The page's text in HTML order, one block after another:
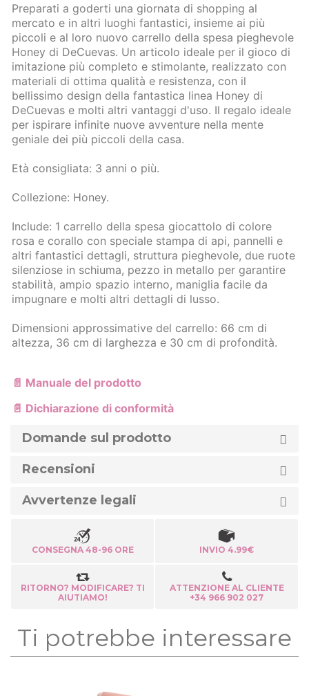
Preparati a goderti una giornata di shopping al
mercato e in altri luoghi fantastici, insieme ai più
piccoli e al loro nuovo carrello della spesa pieghevole
Honey di DeCuevas. Un articolo ideale per il gioco di
imitazione più completo e stimolante, realizzato con
materiali di ottima qualità e resistenza, con il
bellissimo design della fantastica linea Honey di
DeCuevas e molti altri vantaggi d'uso. Il regalo ideale
per ispirare infinite nuove avventure nella mente
geniale dei più piccoli della casa.
Età consigliata: 3 anni o più.
Collezione: Honey.
Include: 1 carrello della spesa giocattolo di colore
rosa e corallo con speciale stampa di api, pannelli e
altri fantastici dettagli, struttura pieghevole, due ruote
silenziose in schiuma, pezzo in metallo per garantire
stabilità, ampio spazio interno, maniglia facile da
impugnare e molti altri dettagli di lusso.
Dimensioni approssimative del carrello: 66 cm di
altezza, 36 cm di larghezza e 30 cm di profondità.
📄 Manuale del prodotto
📄 Dichiarazione di conformità
Domande sul prodotto
Recensioni
Avvertenze legali
CONSEGNA 48-96 ORE INVIO 4.99€
RITORNO? MODIFICARE? TI
AIUTIAMO!
ATTENZIONE AL CLIENTE
+34 966 902 027
Ti potrebbe interessare